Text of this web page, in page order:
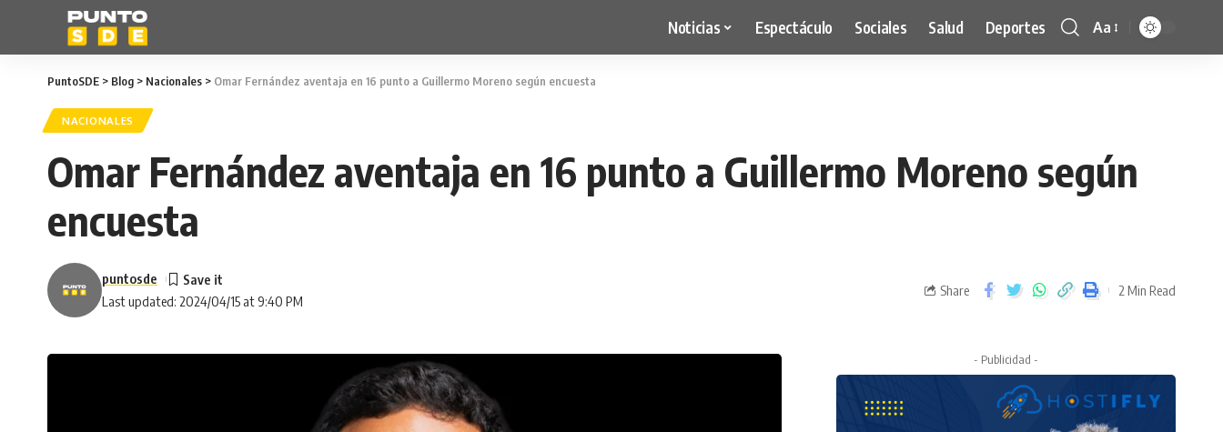
Noticias Espectáculo Sociales Salud Deportes Aa
PuntoSDE > Blog > Nacionales > Omar Fernández aventaja en 16 punto a Guillermo Moreno según encuesta
NACIONALES
Omar Fernández aventaja en 16 punto a Guillermo Moreno según
encuesta
Last updated: 2024/04/15 at 9:40 PM
puntosde
Share 2 Min Read
- Publicidad -